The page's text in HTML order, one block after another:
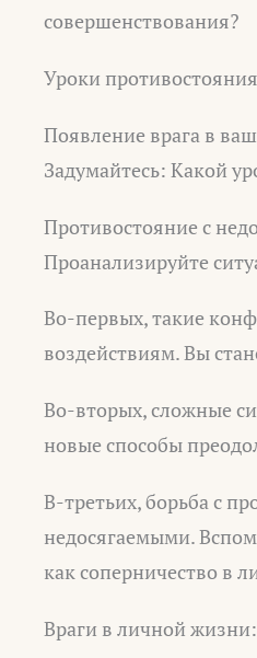
совершенствования?
Уроки противостояния
Появление врага в
Задумайтесь: Какой
Противостояние с
Проанализируйте
Во-первых, такие
воздействиям. Вы
Во-вторых, сложные
новые способы
В-третьих, борьба с
недосягаемыми.
как соперничество в
Враги в личной